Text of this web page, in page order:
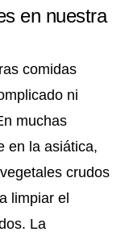
en nuestra
comidas
ni
muchas
en la asiática,
crudos
limpiar el
La